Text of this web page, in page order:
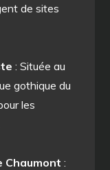
de sites
: Située au
gothique du
les
Chaumont :